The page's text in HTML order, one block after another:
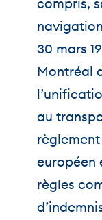
30 mars
Montréal
au
règlement
européen
règles